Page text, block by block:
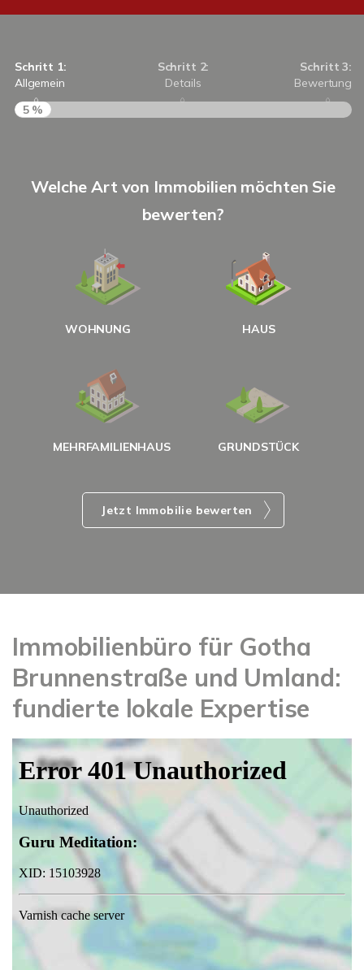
Schritt 1:
Allgemein
Schritt 2:
Details
Schritt 3:
Bewertung
5 %
Welche Art von Immobilien möchten Sie
bewerten?
WOHNUNG HAUS
MEHRFAMILIENHAUS GRUNDSTÜCK
Jetzt Immobilie bewerten
Immobilienbüro für Gotha
Brunnenstraße und Umland:
fundierte lokale Expertise